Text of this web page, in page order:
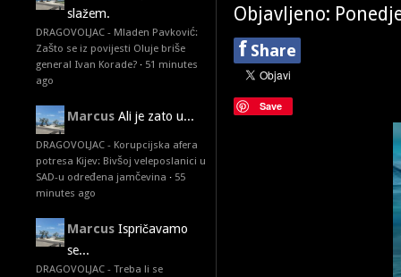
slažem.
DRAGOVOLJAC - Mladen Pavković:
Zašto se iz povijesti Oluje briše
general Ivan Korade? · 51 minutes
ago
Marcus Ali je zato u...
DRAGOVOLJAC - Korupcijska afera
potresa Kijev: Bivšoj veleposlanici u
SAD-u određena jamčevina · 55
minutes ago
Marcus Ispričavamo
se...
DRAGOVOLJAC - Treba li se
Objavljeno:
f Share
Save